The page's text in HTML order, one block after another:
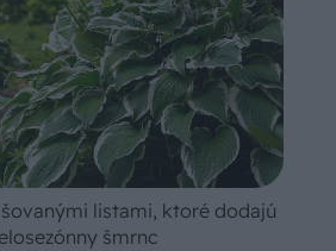
listami, ktoré dodajú
šmrnc